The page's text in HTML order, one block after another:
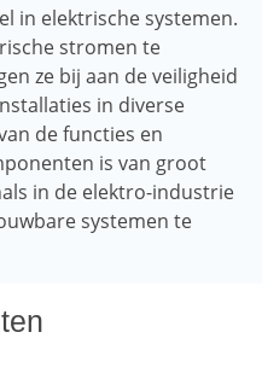
in elektrische systemen.
stromen te
ze bij aan de veiligheid
in diverse
de functies en
is van groot
in de elektro-industrie
systemen te